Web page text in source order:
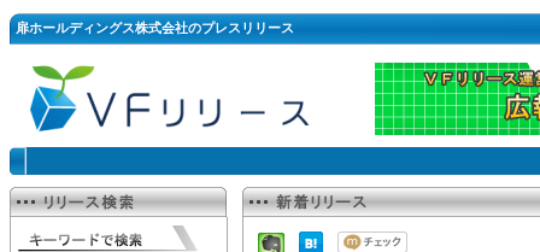
扉ホールディングス株式会社のプレスリリース